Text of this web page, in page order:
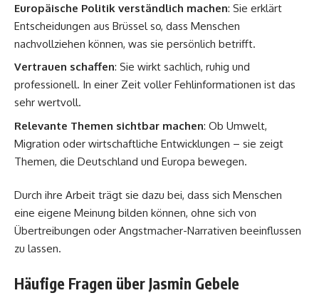
Europäische Politik verständlich machen: Sie erklärt
Entscheidungen aus Brüssel so, dass Menschen
nachvollziehen können, was sie persönlich betrifft.
Vertrauen schaffen: Sie wirkt sachlich, ruhig und
professionell. In einer Zeit voller Fehlinformationen ist das
sehr wertvoll.
Relevante Themen sichtbar machen: Ob Umwelt,
Migration oder wirtschaftliche Entwicklungen – sie zeigt
Themen, die Deutschland und Europa bewegen.
Durch ihre Arbeit trägt sie dazu bei, dass sich Menschen
eine eigene Meinung bilden können, ohne sich von
Übertreibungen oder Angstmacher-Narrativen beeinflussen
zu lassen.
Häufige Fragen über Jasmin Gebele